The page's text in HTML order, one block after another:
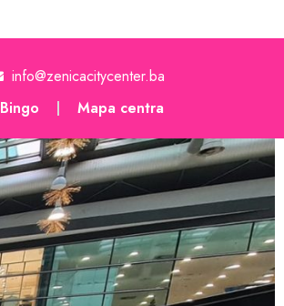
info@zenicacitycenter.ba
Bingo Mapa centra